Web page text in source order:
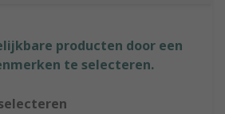
producten door een
te selecteren.